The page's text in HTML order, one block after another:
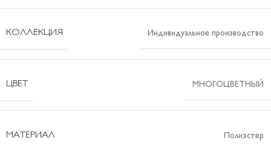
КОЛЛЕКЦИЯ Индивидуальное производство
ЦВЕТ МНОГОЦВЕТНЫЙ
МАТЕРИАЛ Полиэстер